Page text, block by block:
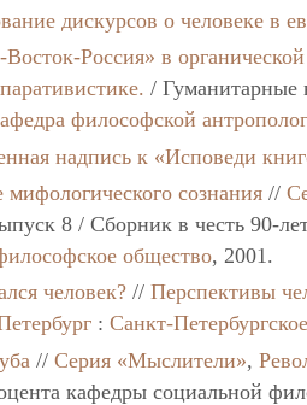
дискурсов о человеке в
Восток-Россия» в
/ Гуманитарные
философской
надпись к «Исповеди
мифологического сознания //
8 / Сборник в честь 90-
общество, 2001.
человек? //Перспективы
:Санкт-
//Серия «Мыслители»,
кафедры социальной